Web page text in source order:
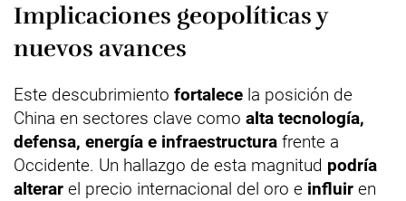
Implicaciones geopolíticas y
nuevos avances
Este descubrimiento fortalece la posición de
China en sectores clave como alta tecnología,
defensa, energía e infraestructura frente a
Occidente. Un hallazgo de esta magnitud podría
alterar el precio internacional del oro e influir en